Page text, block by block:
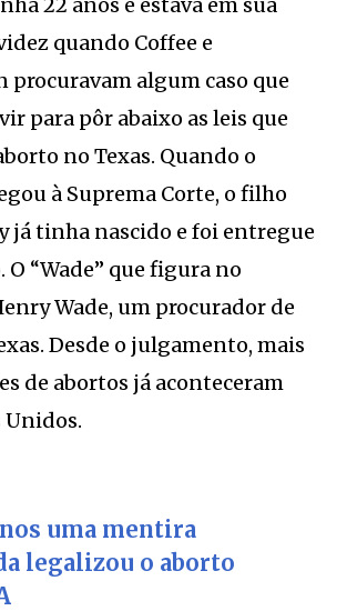
quando Coffee e
procuravam algum caso que
para pôr abaixo as leis que
no Texas. Quando o
à Suprema Corte, o filho
já tinha nascido e foi entregue
O “Wade” que figura no
Wade, um procurador de
Desde o julgamento, mais
de abortos já aconteceram
Unidos.
uma mentira
legalizou o aborto